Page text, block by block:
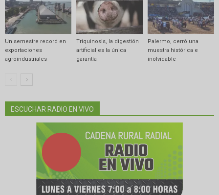
Un semestre record en
exportaciones
agroindustriales
Triquinosis, la digestión
artificial es la única
garantía
Palermo, cerró una
muestra histórica e
inolvidable
ESCUCHAR RADIO EN VIVO